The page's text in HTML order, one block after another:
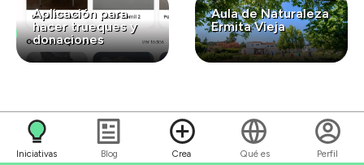
Iniciativas Blog Crea Qué es Perfil
Aplicación para
hacer trueques y
donaciones
Aula de Naturaleza
Ermita Vieja